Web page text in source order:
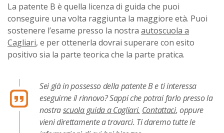
La patente B è quella licenza di guida che puoi
conseguire una volta raggiunta la maggiore età. Puoi
sostenere l’esame presso la nostra autoscuola a
Cagliari, e per ottenerla dovrai superare con esito
positivo sia la parte teorica che la parte pratica.
Sei già in possesso della patente B e ti interessa
eseguirne il rinnovo? Sappi che potrai farlo presso la
nostrascuola guida a Cagliari. Contattaci, oppure
vieni direttamente a trovarci. Ti daremo tutte le